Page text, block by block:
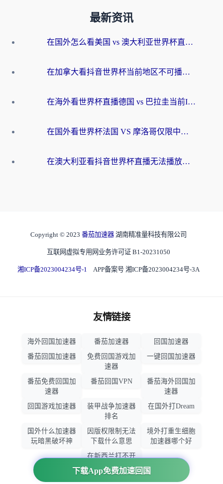
最新资讯
在国外怎么看美国 vs 澳大利亚世界杯直播？海外党必藏的中文解说观赛指南
在加拿大看抖音世界杯当前地区不可播放？海外党体育观赛终极指南
在海外看世界杯直播德国 vs 巴拉圭当前IP受限制？这篇指南帮你轻松解决地区限制
在国外看世界杯法国 VS 摩洛哥仅限中国大陆？别让地域限制拦下你的欢呼
在澳大利亚看抖音世界杯直播无法播放？海外党体育观赛终极指南来了！
下载App免费加速回国
Copyright © 2023 番茄加速器 湖南精准量科技有限公司
互联网虚拟专用网业务许可证 B1-20231050
湘ICP备2023004234号-1 APP备案号 湘ICP备2023004234号-3A
友情链接
海外回国加速器 番茄加速器
回国加速器
番茄回国加速器
免费回国游戏加
速器
一键回国加速器
番茄免费回国加
速器
番茄回国VPN
番茄海外回国加
速器
回国游戏加速器
装甲战争加速器
排名
在国外打Dream
国外什么加速器
玩暗黑破坏神
因版权限制无法
下载什么意思
境外打重生细胞
加速器哪个好
在新西兰打不开
大智慧怎么办